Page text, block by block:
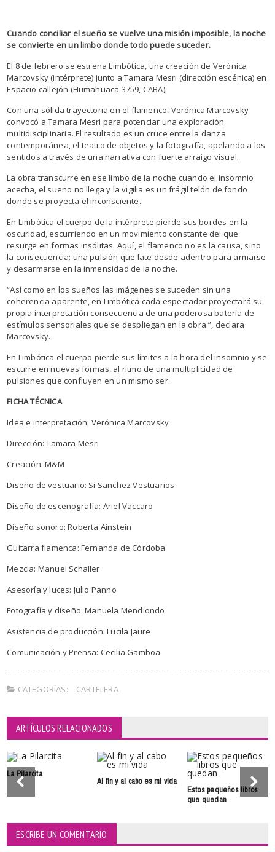
Cuando conciliar el sueño se vuelve una misión imposible, la noche
se convierte en un limbo donde todo puede suceder.
El 8 de febrero se estrena Limbótica, una creación de Verónica
Marcovsky (intérprete) junto a Tamara Mesri (dirección escénica) en
Espacio callejón (Humahuaca 3759, CABA).
Con una sólida trayectoria en el flamenco, Verónica Marcovsky
convocó a Tamara Mesri para potenciar una exploración
multidisciplinaria. El resultado es un cruce entre la danza
contemporánea, el teatro de objetos y la fotografía, apelando a los
sentidos a través de una narrativa con fuerte arraigo visual.
La obra transcurre en ese limbo de la noche cuando el insomnio
acecha, el sueño no llega y la vigilia es un frágil telón de fondo
donde se proyecta el inconsciente.
En Limbótica el cuerpo de la intérprete pierde sus bordes en la
oscuridad, escurriendo en un movimiento constante del que
resurge en formas insólitas. Aquí, el flamenco no es la causa, sino
la consecuencia: una pulsión que late desde adentro para armarse
y desarmarse en la inmensidad de la noche.
“Así como en los sueños las imágenes se suceden sin una
coherencia aparente, en Limbótica cada espectador proyectará su
propia interpretación consecuencia de una poderosa batería de
estímulos sensoriales que se despliegan en la obra.”, declara
Marcovsky.
En Limbótica el cuerpo pierde sus límites a la hora del insomnio y se
escurre en nuevas formas, al ritmo de una multiplicidad de
pulsiones que confluyen en un mismo ser.
FICHA TÉCNICA
Idea e interpretación: Verónica Marcovsky
Dirección: Tamara Mesri
Creación: M&M
Diseño de vestuario: Si Sanchez Vestuarios
Diseño de escenografía: Ariel Vaccaro
Diseño sonoro: Roberta Ainstein
Guitarra flamenca: Fernanda de Córdoba
Mezcla: Manuel Schaller
Asesoría y luces: Julio Panno
Fotografía y diseño: Manuela Mendiondo
Asistencia de producción: Lucila Jaure
Comunicación y Prensa: Cecilia Gamboa
CATEGORÍAS: CARTELERA
ARTÍCULOS RELACIONADOS
La Pilarcita
Al fin y al cabo es mi vida
Estos pequeños libros
que quedan
ESCRIBE UN COMENTARIO